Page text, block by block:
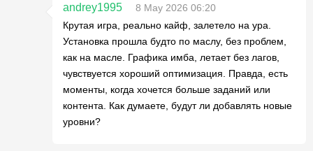
andrey1995
8 May 2026 06:20
Крутая игра, реально кайф, залетело на ура.
Установка прошла будто по маслу, без проблем,
как на масле. Графика имба, летает без лагов,
чувствуется хороший оптимизация. Правда, есть
моменты, когда хочется больше заданий или
контента. Как думаете, будут ли добавлять новые
уровни?